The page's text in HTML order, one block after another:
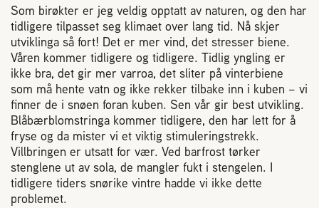
Som birøkter er jeg veldig opptatt av naturen, og den har
tidligere tilpasset seg klimaet over lang tid. Nå skjer
utviklinga så fort! Det er mer vind, det stresser biene.
Våren kommer tidligere og tidligere. Tidlig yngling er
ikke bra, det gir mer varroa, det sliter på vinterbiene
som må hente vatn og ikke rekker tilbake inn i kuben – vi
finner de i snøen foran kuben. Sen vår gir best utvikling.
Blåbærblomstringa kommer tidligere, den har lett for å
fryse og da mister vi et viktig stimuleringstrekk.
Villbringen er utsatt for vær. Ved barfrost tørker
stenglene ut av sola, de mangler fukt i stengelen. I
tidligere tiders snørike vintre hadde vi ikke dette
problemet.